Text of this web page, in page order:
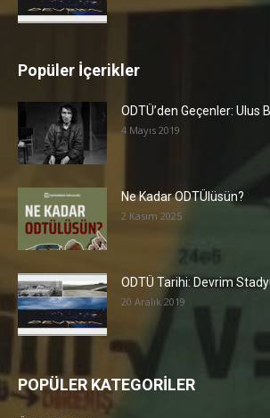
Popüler İçerikler
ODTÜ’den Geçenler: Ulus
4 Mayıs 2019
Ne Kadar ODTÜlüsün?
2 Kasım 2025
ODTÜ Tarihi: Devrim
20 Aralık 2019
POPÜLER KATEGORİLER